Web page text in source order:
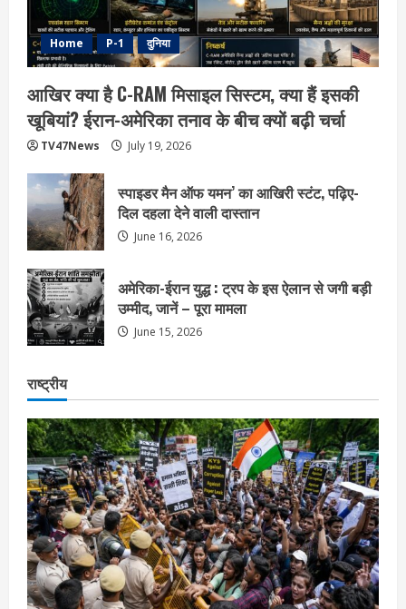
Home P-1 दुनिया
आखिर क्या है C-RAM मिसाइल सिस्टम, क्या हैं इसकी
खूबियां? ईरान-अमेरिका तनाव के बीच क्यों बढ़ी चर्चा
TV47News July 19, 2026
स्पाइडर मैन ऑफ यमन’ का आखिरी स्टंट, पढ़िए-
दिल दहला देने वाली दास्तान
June 16, 2026
अमेरिका-ईरान युद्ध : ट्रप के इस ऐलान से जगी बड़ी
उम्मीद, जानें – पूरा मामला
June 15, 2026
राष्ट्रीय